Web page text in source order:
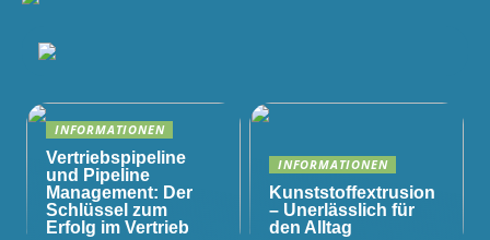
INFORMATIONEN
Vertriebspipeline
und Pipeline
Management: Der
Schlüssel zum
Erfolg im Vertrieb
INFORMATIONEN
Kunststoffextrusion
– Unerlässlich für
den Alltag